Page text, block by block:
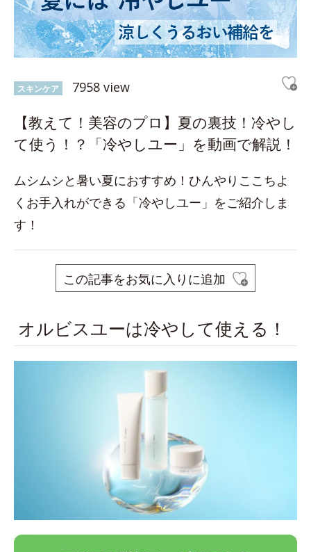
スキンケア 7958 view
【教えて！美容のプロ】夏の裏技！冷やし
て使う！？「冷やしユー」を動画で解説！
ムシムシと暑い夏におすすめ！ひんやりここちよ
くお手入れができる「冷やしユー」をご紹介しま
す！
この記事をお気に入りに追加
オルビスユーは冷やして使える！